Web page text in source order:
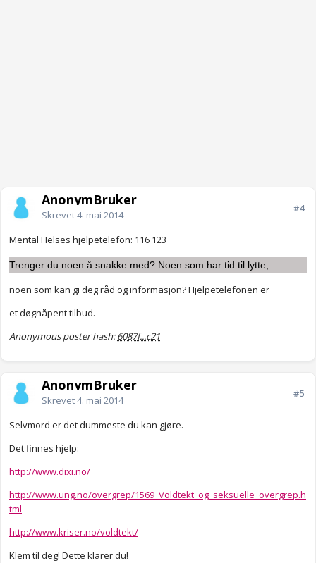
AnonymBruker
Skrevet4. mai 2014
#4
Mental Helses hjelpetelefon: 116 123
Trenger du noen å snakke med? Noen som har tid til lytte,
noen som kan gi deg råd og informasjon? Hjelpetelefonen er
et døgnåpent tilbud.
Anonymous poster hash:6087f...c21
AnonymBruker
Skrevet4. mai 2014
#5
Selvmord er det dummeste du kan gjøre.
Det finnes hjelp:
http://www.dixi.no/
http://www.ung.no/overgrep/1569_Voldtekt_og_seksuelle_overgrep.h
tml
http://www.kriser.no/voldtekt/
Klem til deg! Dette klarer du!